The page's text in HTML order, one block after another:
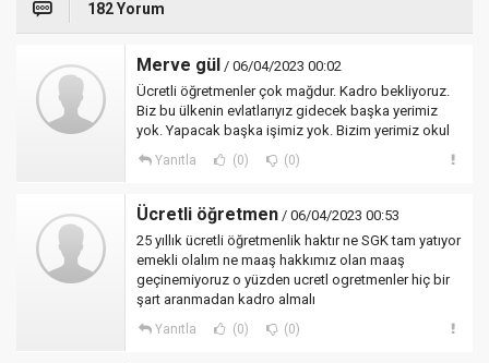
182 Yorum
Merve gül / 06/04/2023 00:02
Ücretli öğretmenler çok mağdur. Kadro bekliyoruz.
Biz bu ülkenin evlatlarıyız gidecek başka yerimiz
yok. Yapacak başka işimiz yok. Bizim yerimiz okul
Yanıtla (0) (0)
Ücretli öğretmen / 06/04/2023 00:53
25 yıllık ücretli öğretmenlik haktır ne SGK tam yatıyor
emekli olalım ne maaş hakkımız olan maaş
geçinemiyoruz o yüzden ucretl ogretmenler hiç bir
şart aranmadan kadro almalı
Yanıtla (0) (0)